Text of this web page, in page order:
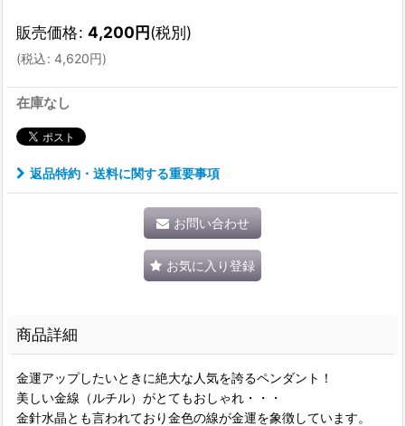
販売価格: 4,200円(税別)
(税込: 4,620円)
在庫なし
返品特約・送料に関する重要事項
お問い合わせ
お気に入り登録
商品詳細
金運アップしたいときに絶大な人気を誇るペンダント！
美しい金線（ルチル）がとてもおしゃれ・・・
金針水晶とも言われており金色の線が金運を象徴しています。